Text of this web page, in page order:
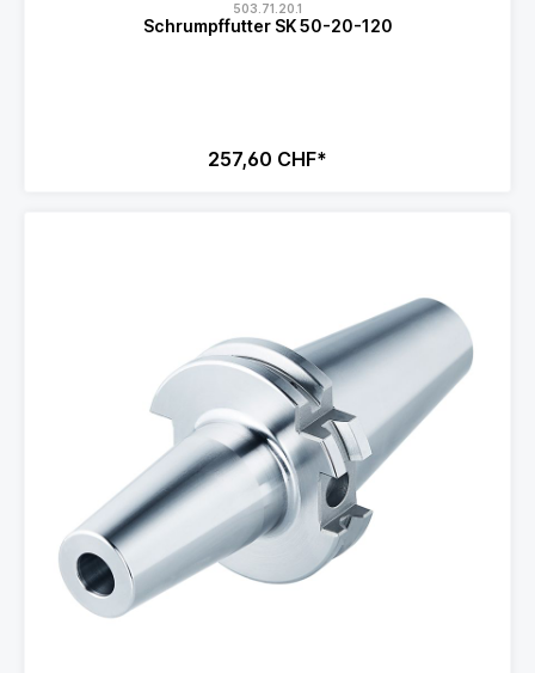
503.71.20.1
Schrumpffutter SK 50-20-120
257,60 CHF*